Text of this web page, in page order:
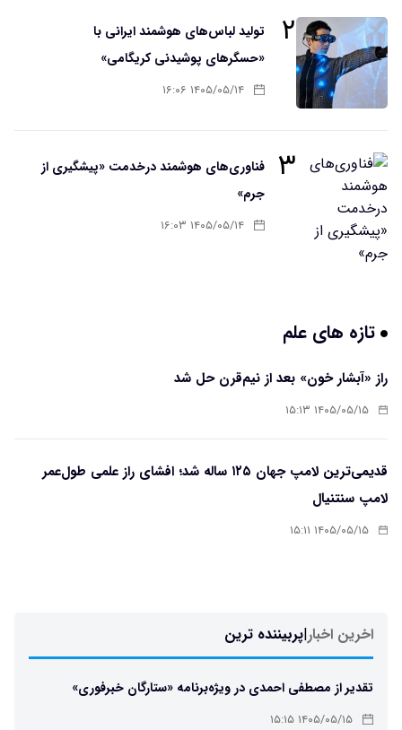
۲
تولید لباس‌های هوشمند ایرانی با
«حسگرهای پوشیدنی کریگامی»
۱۴۰۵/۰۵/۱۴ ۱۶:۰۶
۳
فناوری‌های هوشمند درخدمت «پیشگیری از
جرم»
۱۴۰۵/۰۵/۱۴ ۱۶:۰۳
تازه های علم
راز «آبشار خون» بعد از نیم‌قرن حل شد
۱۴۰۵/۰۵/۱۵ ۱۵:۱۳
قدیمی‌ترین لامپ جهان ۱۲۵ ساله شد؛ افشای راز علمی طول‌عمر
لامپ سنتنیال
۱۴۰۵/۰۵/۱۵ ۱۵:۱۱
اخرین اخبار|پربیننده ترین
تقدیر از مصطفی احمدی در ویژه‌برنامه «ستارگان خبرفوری»
۱۴۰۵/۰۵/۱۵ ۱۵:۱۵